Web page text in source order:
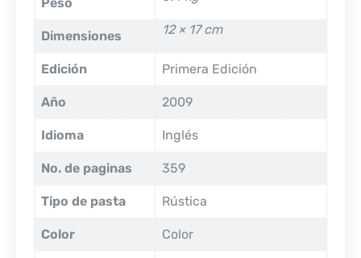
Dimensiones 12 × 17 cm
Edición Primera Edición
Año 2009
Idioma Inglés
No. de paginas 359
Tipo de pasta Rústica
Color Color